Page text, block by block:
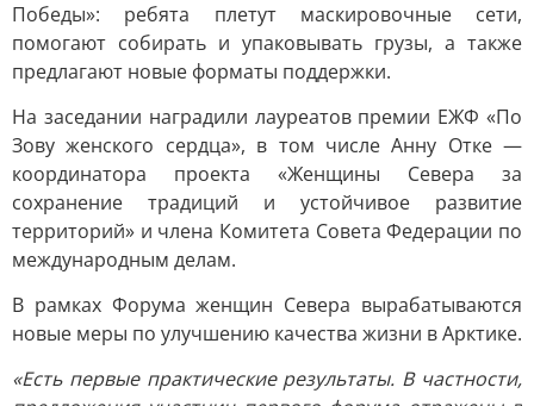
Победы»: ребята плетут маскировочные сети,
помогают собирать и упаковывать грузы, а также
предлагают новые форматы поддержки.
На заседании наградили лауреатов премии ЕЖФ «По
Зову женского сердца», в том числе Анну Отке —
координатора проекта «Женщины Севера за
сохранение традиций и устойчивое развитие
территорий» и члена Комитета Совета Федерации по
международным делам.
В рамках Форума женщин Севера вырабатываются
новые меры по улучшению качества жизни в Арктике.
«Есть первые практические результаты. В частности,